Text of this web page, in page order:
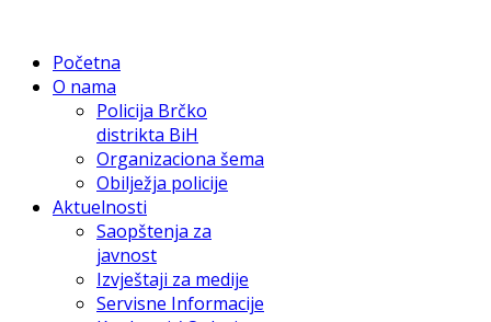
Početna
O nama
Policija Brčko
distrikta BiH
Organizaciona šema
Obilježja policije
Aktuelnosti
Saopštenja za
javnost
Izvještaji za medije
Servisne Informacije